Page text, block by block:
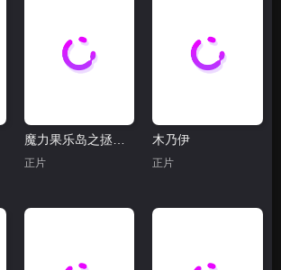
魔力果乐岛之拯救行动
正片
木乃伊
正片